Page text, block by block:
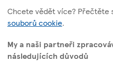
O těchto stránkách
Užitečné odkazy
Chcete vědět více? Přečtěte
souborů cookie.
My a naši partneři
následujících důvodů